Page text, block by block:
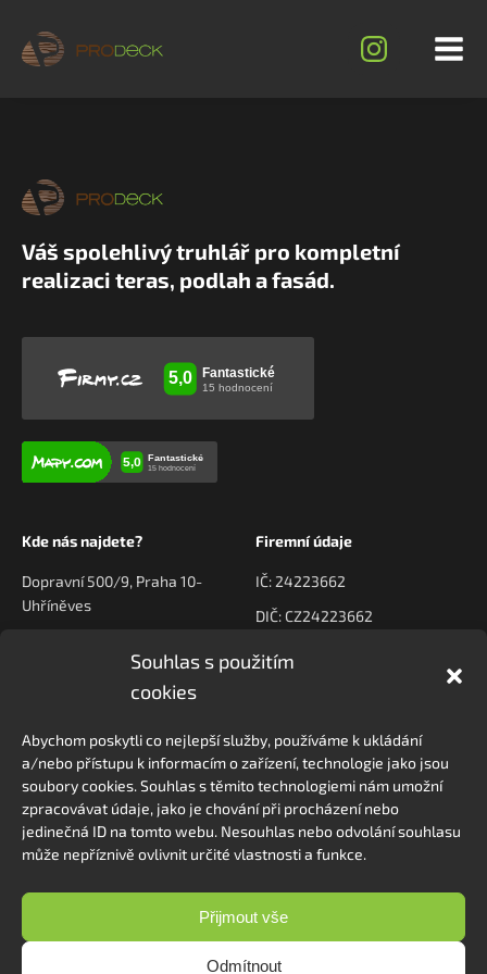
Souhlas s použitím
cookies
Abychom poskytli co nejlepší služby, používáme k ukládání
a/nebo přístupu k informacím o zařízení, technologie jako jsou
soubory cookies. Souhlas s těmito technologiemi nám umožní
zpracovávat údaje, jako je chování při procházení nebo
jedinečná ID na tomto webu. Nesouhlas nebo odvolání souhlasu
může nepříznivě ovlivnit určité vlastnosti a funkce.
Přijmout vše
Odmítnout
Váš spolehlivý truhlář pro kompletní
realizaci teras, podlah a fasád.
Kde nás najdete?
Dopravní 500/9, Praha 10-
Uhříněves
Firemní údaje
IČ: 24223662
DIČ: CZ24223662
Kontaktujte nás
+420 778 222 800
Navigace
O nás
Kontakt